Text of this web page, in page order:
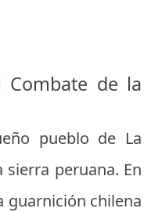
Combate de la
pueblo de La
sierra peruana. En
guarnición chilena